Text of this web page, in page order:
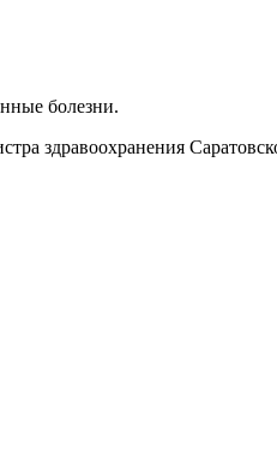
болезни.
здравоохранения